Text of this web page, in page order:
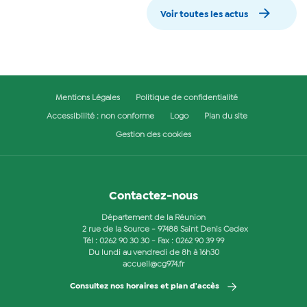
Voir toutes les actus
Mentions Légales Politique de confidentialité
Accessibilité : non conforme Logo Plan du site
Gestion des cookies
Contactez-nous
Département de la Réunion
2 rue de la Source - 97488 Saint Denis Cedex
Tél : 0262 90 30 30 - Fax : 0262 90 39 99
Du lundi au vendredi de 8h à 16h30
accueil@cg974.fr
Consultez nos horaires et plan d'accès